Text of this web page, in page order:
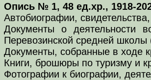
Опись № 1, 48 ед.хр., 1918-
Автобиографии,
Документы о деятельности
Перевозинской средней
Документы, собранные в ходе
Книги, брошюры по туризму и
Фотографии к биографии,